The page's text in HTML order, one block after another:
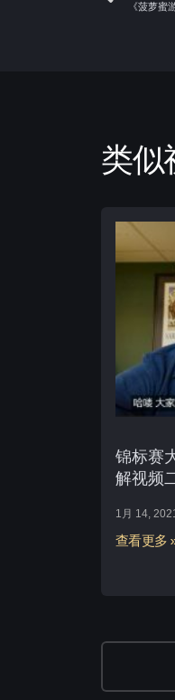
《菠萝蜜
类似
锦标赛
解视频
1月 14,
查看更多